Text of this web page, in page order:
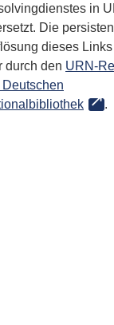
in
Die
dieses
durch den URN-
Deutschen
.